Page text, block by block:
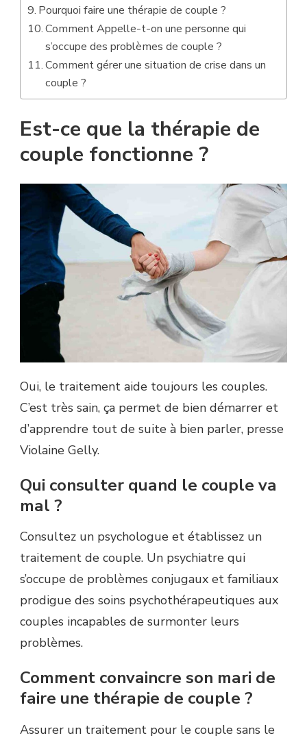
Pourquoi faire une thérapie de couple ?
Comment Appelle-t-on une personne qui
s’occupe des problèmes de couple ?
Comment gérer une situation de crise dans un
couple ?
Est-ce que la thérapie de
couple fonctionne ?
Oui, le traitement aide toujours les couples.
C’est très sain, ça permet de bien démarrer et
d’apprendre tout de suite à bien parler, presse
Violaine Gelly.
Qui consulter quand le couple va
mal ?
Consultez un psychologue et établissez un
traitement de couple. Un psychiatre qui
s’occupe de problèmes conjugaux et familiaux
prodigue des soins psychothérapeutiques aux
couples incapables de surmonter leurs
problèmes.
Comment convaincre son mari de
faire une thérapie de couple ?
Assurer un traitement pour le couple sans le